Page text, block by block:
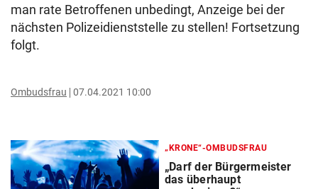
man rate Betroffenen unbedingt, Anzeige bei der
nächsten Polizeidienststelle zu stellen! Fortsetzung
folgt.
Ombudsfrau 07.04.2021 10:00
„KRONE“-OMBUDSFRAU
„Darf der Bürgermeister
das überhaupt